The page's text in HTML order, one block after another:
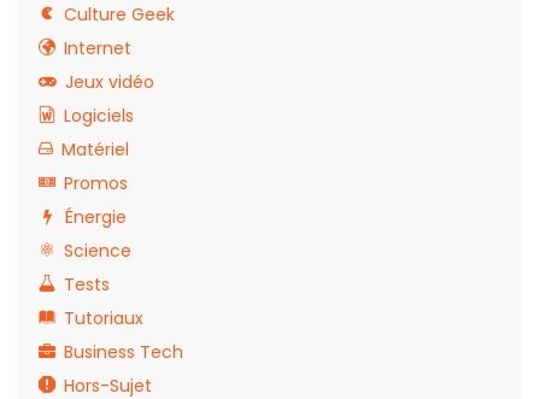
Culture Geek
Internet
Jeux vidéo
Logiciels
Matériel
Promos
Énergie
Science
Tests
Tutoriaux
Business Tech
Hors-Sujet